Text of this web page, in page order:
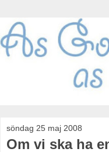
söndag 25 maj 2008
Om vi ska ha